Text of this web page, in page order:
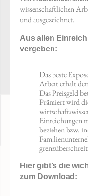
wissenschaftlichen
und ausgezeichnet.
Aus allen
vergeben:
Das beste
Arbeit erhält
Das Preisgeld
Prämiert wird
Einreichungen
beziehen bzw.
Hier gibt’s die
zum Download: